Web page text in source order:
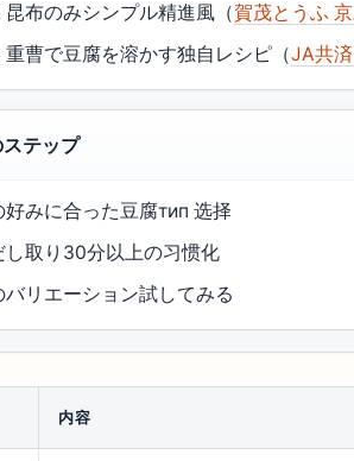
昆布のみシンプル精進風（賀茂とうふ
重曹で豆腐を溶かす独自レシピ（JA共
ステップ
好みに合った豆腐тип 选择
し取り30分以上の习惯化
バリエーション試してみる
内容